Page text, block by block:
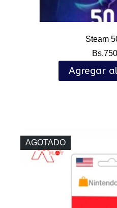
Steam
Bs.
Agregar
AGOTADO